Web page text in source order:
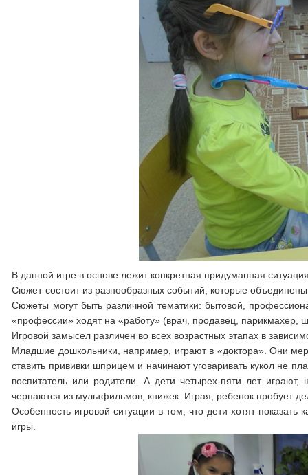
В данной игре в основе лежит конкретная придуманная
Сюжет состоит из разнообразных событий, которые
Сюжеты могут быть различной тематики: бытовой,
«профессии» ходят на «работу» (врач, продавец, парикмахер,
Игровой замысел различен во всех возрастных этапах в
Младшие дошкольники, например, играют в «доктора». Они
ставить прививки шприцем и начинают уговаривать кукол не
воспитатель или родители. А дети четырех-пяти лет
черпаются из мультфильмов, книжек. Играя, ребенок пробует
Особенность игровой ситуации в том, что дети хотят
игры.